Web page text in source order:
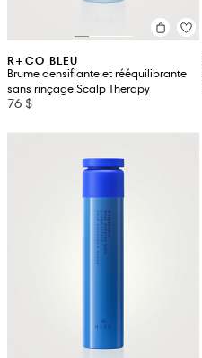
R+CO BLEU
Brume densifiante et rééquilibrante
sans rinçage Scalp Therapy
76 $